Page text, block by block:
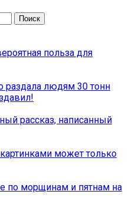
польза для
раздала людям 30 тонн
рассказ, написанный
может только
по морщинам и пятнам на